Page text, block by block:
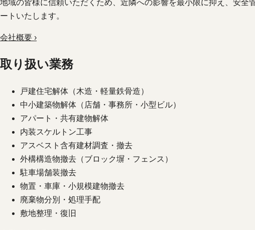
地域の皆様に信頼いただくため、近隣への影響を最小限に抑え、安
ートいたします。
会社概要 ›
取り扱い業務
戸建住宅解体（木造・軽量鉄骨造）
中小建築物解体（店舗・事務所・小型ビル）
アパート・共有建物解体
内装スケルトン工事
アスベスト含有建材調査・撤去
外構構造物撤去（ブロック塀・フェンス）
駐車場舗装撤去
物置・車庫・小規模建物撤去
廃棄物分別・処理手配
敷地整理・復旧